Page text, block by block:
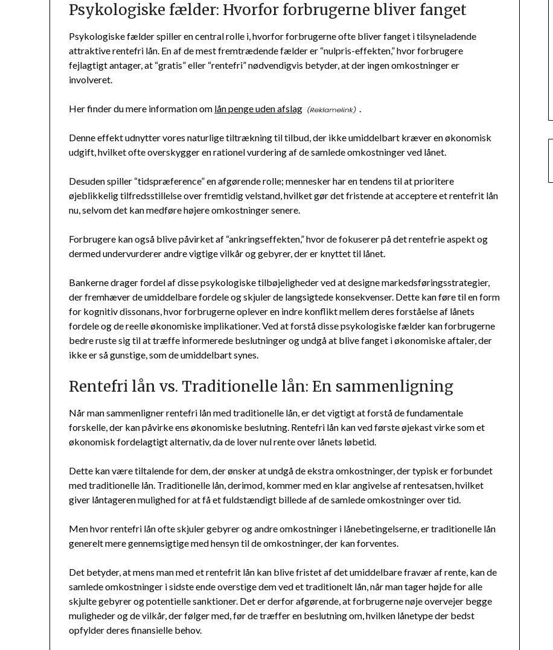
Psykologiske fælder: Hvorfor forbrugerne bliver fanget
Psykologiske fælder spiller en central rolle i, hvorfor forbrugerne ofte bliver fanget i tilsyneladende
attraktive rentefri lån. En af de mest fremtrædende fælder er “nulpris-effekten,” hvor forbrugere
fejlagtigt antager, at “gratis” eller “rentefri” nødvendigvis betyder, at der ingen omkostninger er
involveret.
Her finder du mere information om lån penge uden afslag .
Denne effekt udnytter vores naturlige tiltrækning til tilbud, der ikke umiddelbart kræver en økonomisk
udgift, hvilket ofte overskygger en rationel vurdering af de samlede omkostninger ved lånet.
Desuden spiller “tidspræference” en afgørende rolle; mennesker har en tendens til at prioritere
øjeblikkelig tilfredsstillelse over fremtidig velstand, hvilket gør det fristende at acceptere et rentefrit lån
nu, selvom det kan medføre højere omkostninger senere.
Forbrugere kan også blive påvirket af “ankringseffekten,” hvor de fokuserer på det rentefrie aspekt og
dermed undervurderer andre vigtige vilkår og gebyrer, der er knyttet til lånet.
Bankerne drager fordel af disse psykologiske tilbøjeligheder ved at designe markedsføringsstrategier,
der fremhæver de umiddelbare fordele og skjuler de langsigtede konsekvenser. Dette kan føre til en form
for kognitiv dissonans, hvor forbrugerne oplever en indre konflikt mellem deres forståelse af lånets
fordele og de reelle økonomiske implikationer. Ved at forstå disse psykologiske fælder kan forbrugerne
bedre ruste sig til at træffe informerede beslutninger og undgå at blive fanget i økonomiske aftaler, der
ikke er så gunstige, som de umiddelbart synes.
Rentefri lån vs. Traditionelle lån: En sammenligning
Når man sammenligner rentefri lån med traditionelle lån, er det vigtigt at forstå de fundamentale
forskelle, der kan påvirke ens økonomiske beslutning. Rentefri lån kan ved første øjekast virke som et
økonomisk fordelagtigt alternativ, da de lover nul rente over lånets løbetid.
Dette kan være tiltalende for dem, der ønsker at undgå de ekstra omkostninger, der typisk er forbundet
med traditionelle lån. Traditionelle lån, derimod, kommer med en klar angivelse af rentesatsen, hvilket
giver låntageren mulighed for at få et fuldstændigt billede af de samlede omkostninger over tid.
Men hvor rentefri lån ofte skjuler gebyrer og andre omkostninger i lånebetingelserne, er traditionelle lån
generelt mere gennemsigtige med hensyn til de omkostninger, der kan forventes.
Det betyder, at mens man med et rentefrit lån kan blive fristet af det umiddelbare fravær af rente, kan de
samlede omkostninger i sidste ende overstige dem ved et traditionelt lån, når man tager højde for alle
skjulte gebyrer og potentielle sanktioner. Det er derfor afgørende, at forbrugerne nøje overvejer begge
muligheder og de vilkår, der følger med, før de træffer en beslutning om, hvilken lånetype der bedst
opfylder deres finansielle behov.